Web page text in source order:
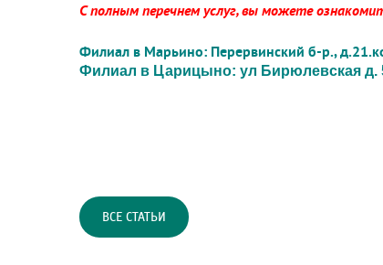
С полным перечнем услуг, вы можете
Филиал в Марьино: Перервинский б-р.,
Филиал в Царицыно: ул Бирюлевская д.
ВСЕ СТАТЬИ